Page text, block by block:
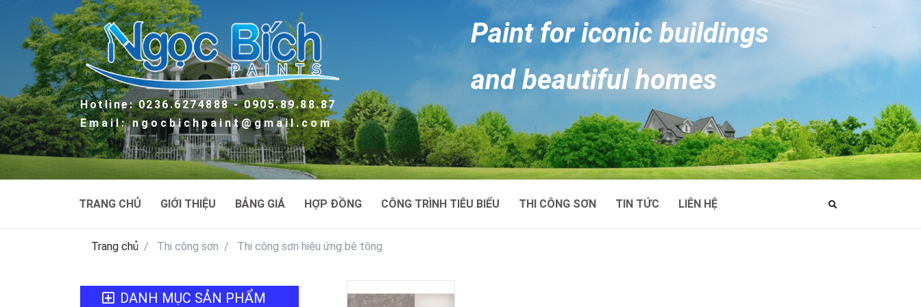
Hotline: 0236.6274888 - 0905.89.88.87
Email: ngocbichpaint@gmail.com
Paint for iconic buildings
and beautiful homes
TRANG CHỦ GIỚI THIỆU BẢNG GIÁ HỢP ĐỒNG CÔNG TRÌNH TIÊU BIỂU THI CÔNG SƠN TIN TỨC LIÊN HỆ
Trang chủ Thi công sơn Thi công sơn hiệu ứng bê tông
DANH MỤC SẢN PHẨM